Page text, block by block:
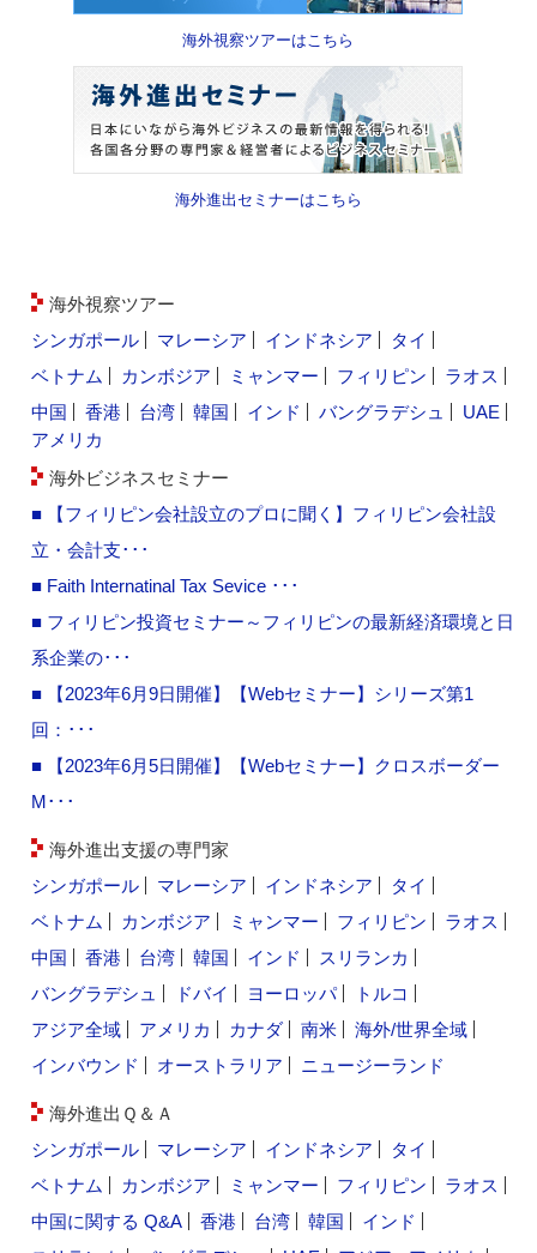
海外視察ツアーはこちら
海外進出セミナーはこちら
海外視察ツアー
シンガポール
マレーシア インドネシア
タイ
ベトナム
カンボジア ミャンマー フィリピン
ラオス
中国
香港 台湾 韓国 インド バングラデシュ
UAE
アメリカ
海外ビジネスセミナー
■ 【フィリピン会社設立のプロに聞く】フィリピン会社設
立・会計支･･･
■ Faith Internatinal Tax Sevice ･･･
■ フィリピン投資セミナー～フィリピンの最新経済環境と日
系企業の･･･
■ 【2023年6月9日開催】【Webセミナー】シリーズ第1
回：･･･
■ 【2023年6月5日開催】【Webセミナー】クロスボーダー
M･･･
海外進出支援の専門家
シンガポール
マレーシア インドネシア
タイ
ベトナム
カンボジア ミャンマー フィリピン
ラオス
中国
香港 台湾 韓国 インド
スリランカ
バングラデシュ
ドバイ ヨーロッパ
トルコ
アジア全域
アメリカ カナダ 南米
海外/世界全域
インバウンド
オーストラリア ニュージーランド
海外進出Ｑ＆Ａ
シンガポール
マレーシア インドネシア
タイ
ベトナム
カンボジア ミャンマー フィリピン
ラオス
中国に関する Q&A
香港 台湾 韓国
インド